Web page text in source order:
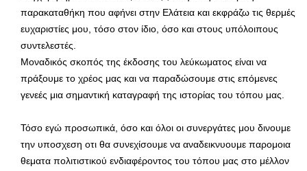
παρακαταθήκη που αφήνει στην Ελάτεια και εκφράζω τις θερμές
ευχαριστίες μου, τόσο στον ίδιο, όσο και στους υπόλοιπους
συντελεστές.
Μοναδικός σκοπός της έκδοσης του λεύκωματος είναι να
πράξουμε το χρέος μας και να παραδώσουμε στις επόμενες
γενεές μια σημαντική καταγραφή της ιστορίας του τόπου μας.
Τόσο εγώ προσωπικά, όσο και όλοι οι συνεργάτες μου δινουμε
την υποσχεση οτι θα συνεχίσουμε να αναδεικνυουμε παρομοια
θεματα πολιτιστικού ενδιαφέροντος του τόπου μας στο μέλλον